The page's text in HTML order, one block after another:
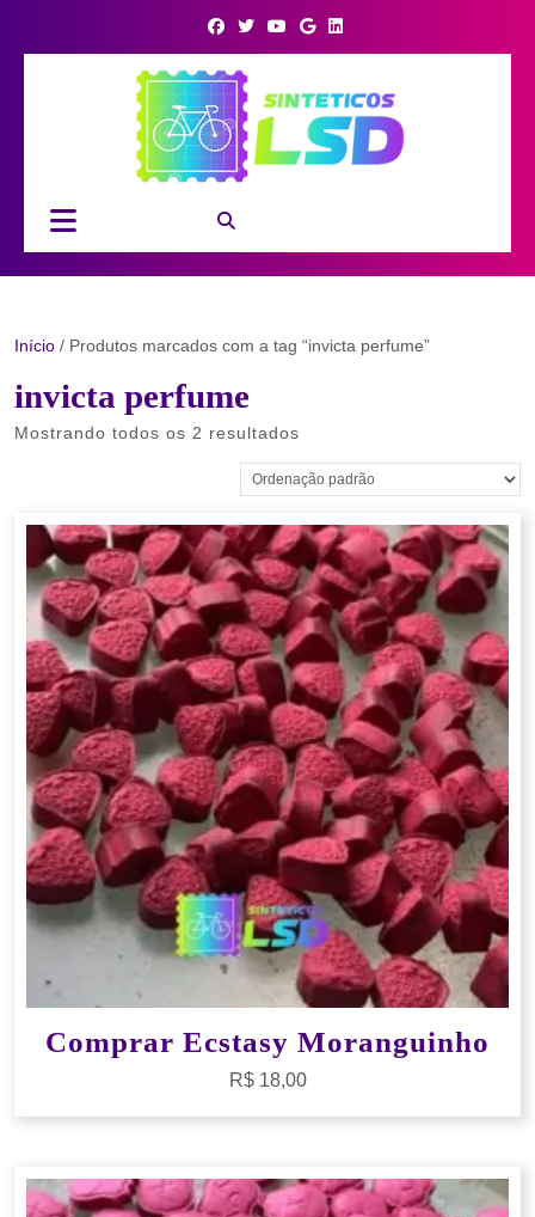
Button
Início / Produtos marcados com a tag “invicta perfume”
invicta perfume
Mostrando todos os 2 resultados
Comprar Ecstasy Moranguinho
R$18,00